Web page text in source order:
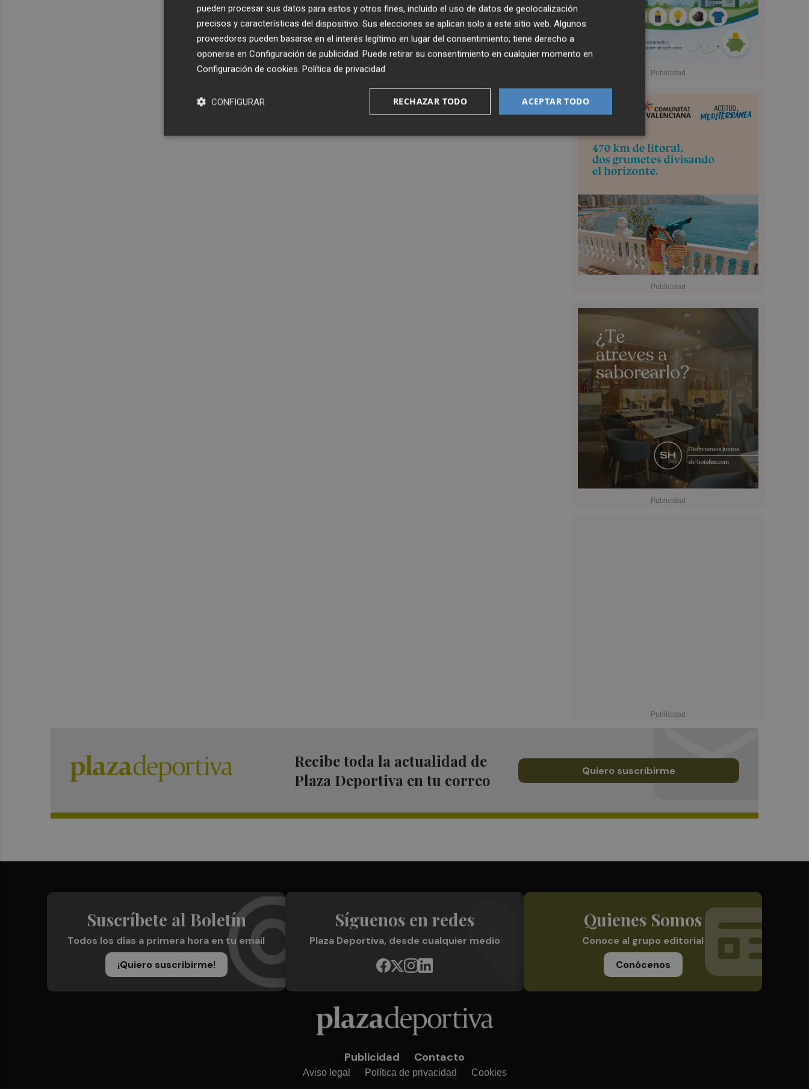
Recibe toda la actualidad de
Plaza Deportiva en tu correo
Quiero suscribirme
Suscríbete al Boletín
Todos los días a primera hora en tu email
¡Quiero suscribirme!
Síguenos en redes
Plaza Deportiva, desde cualquier medio
Quienes Somos
Conoce al grupo editorial
Conócenos
Publicidad Contacto
Aviso legal Política de privacidad Cookies
pueden procesar sus datos para estos y otros fines, incluido el uso de datos de geolocalización
precisos y características del dispositivo. Sus elecciones se aplican solo a este sitio web. Algunos
proveedores pueden basarse en el interés legítimo en lugar del consentimiento; tiene derecho a
oponerse en Configuración de publicidad. Puede retirar su consentimiento en cualquier momento en
Configuración de cookies. Política de privacidad
ACEPTAR TODO
RECHAZAR TODO
CONFIGURAR